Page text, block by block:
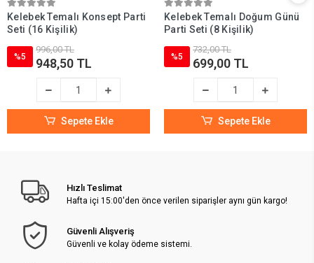
Kelebek Temalı Konsept Parti
Seti (16 Kişilik)
%5
996,00 TL
948,50 TL
Sepete Ekle
Kelebek Temalı Doğum Günü
Parti Seti (8 Kişilik)
%5
732,00 TL
699,00 TL
Sepete Ekle
Hızlı Teslimat
Hafta içi 15:00'den önce verilen siparişler aynı gün kargo!
Güvenli Alışveriş
Güvenli ve kolay ödeme sistemi.